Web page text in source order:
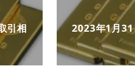
引相
2023年1月